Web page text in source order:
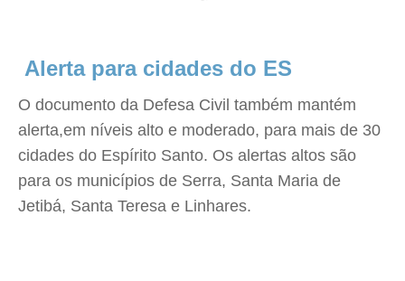
Alerta para cidades do ES
O documento da Defesa Civil também mantém
alerta,em níveis alto e moderado, para mais de 30
cidades do Espírito Santo. Os alertas altos são
para os municípios de Serra, Santa Maria de
Jetibá, Santa Teresa e Linhares.